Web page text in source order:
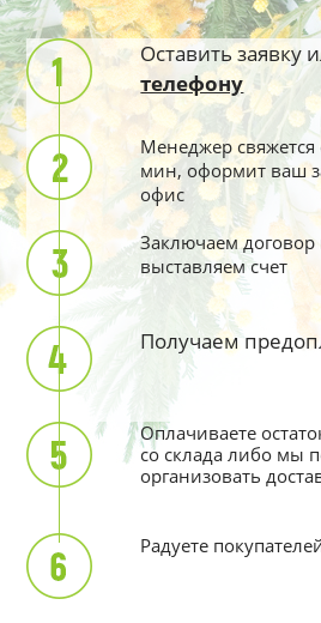
Оставить заявку
телефону
Менеджер
мин, оформит ваш
офис
Заключаем договор
выставляем счет
Получаем
Оплачиваете
со склада либо мы
организовать
Радуете